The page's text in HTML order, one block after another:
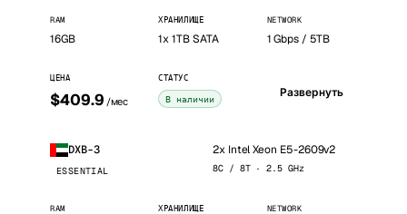
RAM
16GB
ХРАНИЛИЩЕ
1x 1TB SATA
NETWORK
1 Gbps / 5TB
ЦЕНА
$409.9 /мес
СТАТУС
В наличии Развернуть
DXB-3
ESSENTIAL
2x Intel Xeon E5-2609v2
8C / 8T · 2.5 GHz
RAM ХРАНИЛИЩЕ NETWORK